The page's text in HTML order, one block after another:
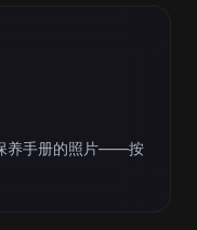
养手册的照片——按